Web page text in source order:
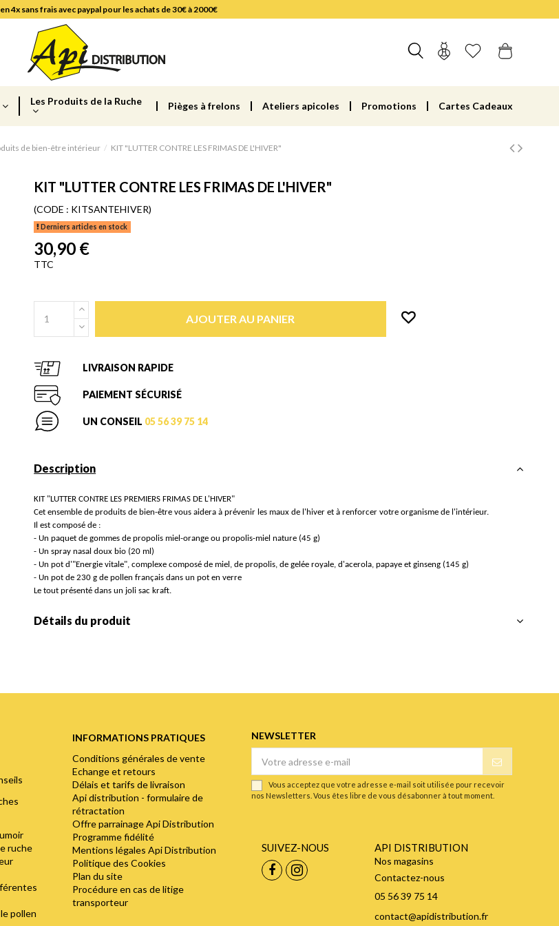
4x sans frais avec paypal pour les achats de 30€ à 2000€
Les Produits de la Ruche Pièges à frelons Ateliers apicoles Promotions Cartes Cadeaux
de bien-être intérieur KIT "LUTTER CONTRE LES FRIMAS DE L'HIVER"
KIT "LUTTER CONTRE LES FRIMAS DE L'HIVER"
(CODE : KITSANTEHIVER)
Derniers articles en stock
30,90 €
TTC
AJOUTER AU PANIER
LIVRAISON RAPIDE
PAIEMENT SÉCURISÉ
UN CONSEIL 05 56 39 75 14
Description
KIT "LUTTER CONTRE LES PREMIERS FRIMAS DE L'HIVER"
Cet ensemble de produits de bien-être vous aidera à prévenir les maux de l'hiver et à renforcer votre organisme de l'intérieur.
Il est composé de :
- Un paquet de gommes de propolis miel-orange ou propolis-miel nature (45 g)
- Un spray nasal doux bio (20 ml)
- Un pot d'"Energie vitale", complexe composé de miel, de propolis, de gelée royale, d'acerola, papaye et ginseng (145 g)
- Un pot de 230 g de pollen français dans un pot en verre
Le tout présenté dans un joli sac kraft.
Détails du produit
ruche
pollen
INFORMATIONS PRATIQUES
Conditions générales de vente
Echange et retours
Délais et tarifs de livraison
Api distribution - formulaire de
rétractation
Offre parrainage Api Distribution
Programme fidélité
Mentions légales Api Distribution
Politique des Cookies
Plan du site
Procédure en cas de litige
transporteur
NEWSLETTER
Vous acceptez que votre adresse e-mail soit utilisée pour recevoir
nos Newsletters. Vous êtes libre de vous désabonner à tout moment.
SUIVEZ-NOUS API DISTRIBUTION
Nos magasins
Contactez-nous
05 56 39 75 14
contact@apidistribution.fr